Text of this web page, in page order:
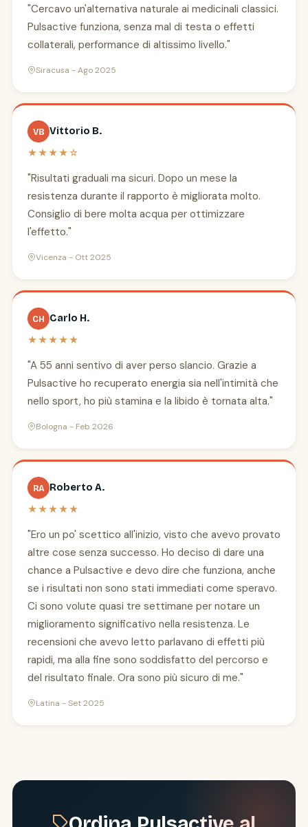
"Cercavo un'alternativa naturale ai medicinali classici.
Pulsactive funziona, senza mal di testa o effetti
collaterali, performance di altissimo livello."
Siracusa - Ago 2025
VB Vittorio B.
★★★★☆
"Risultati graduali ma sicuri. Dopo un mese la
resistenza durante il rapporto è migliorata molto.
Consiglio di bere molta acqua per ottimizzare
l'effetto."
Vicenza - Ott 2025
CH Carlo H.
★★★★★
"A 55 anni sentivo di aver perso slancio. Grazie a
Pulsactive ho recuperato energia sia nell'intimità che
nello sport, ho più stamina e la libido è tornata alta."
Bologna - Feb 2026
RA Roberto A.
★★★★★
"Ero un po' scettico all'inizio, visto che avevo provato
altre cose senza successo. Ho deciso di dare una
chance a Pulsactive e devo dire che funziona, anche
se i risultati non sono stati immediati come speravo.
Ci sono volute quasi tre settimane per notare un
miglioramento significativo nella resistenza. Le
recensioni che avevo letto parlavano di effetti più
rapidi, ma alla fine sono soddisfatto del percorso e
del risultato finale. Ora sono più sicuro di me."
Latina - Set 2025